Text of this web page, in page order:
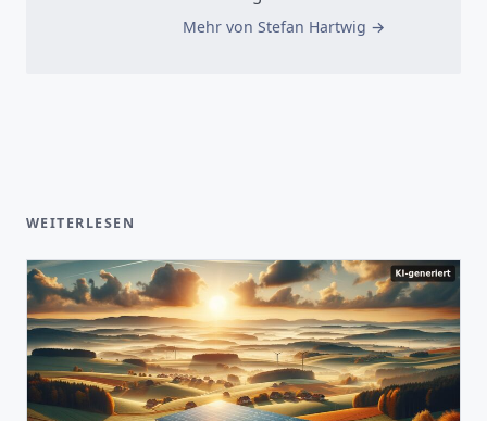
Mehr von Stefan Hartwig
WEITERLESEN